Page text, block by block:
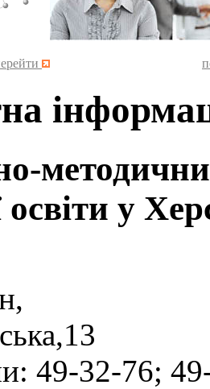
освіти у
49-32-76;